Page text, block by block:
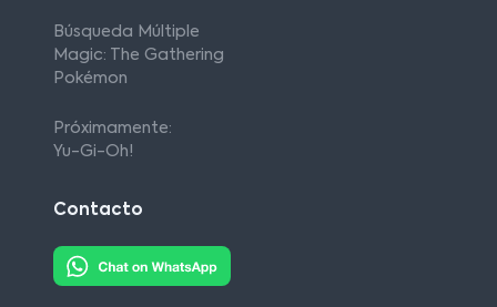
Búsqueda Múltiple
Magic: The Gathering
Pokémon
Próximamente:
Yu-Gi-Oh!
Contacto